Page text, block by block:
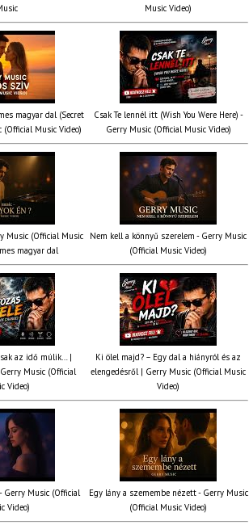
Music Video)
magyar dal (Secret
(Official Music Video)
Csak Te lennél itt (Wish You Were Here) -
Gerry Music (Official Music Video)
Music (Official Music
magyar dal
Nem kell a könnyű szerelem - Gerry Music
(Official Music Video)
az idő múlik… |
Music (Official
Video)
Ki ölel majd? – Egy dal a hiányról és az
elengedésről | Gerry Music (Official Music
Video)
Gerry Music (Official
Video)
Egy lány a szemembe nézett - Gerry Music
(Official Music Video)